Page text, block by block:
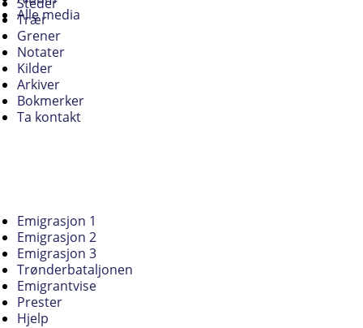
Alle media
Trær
Grener
Notater
Kilder
Arkiver
Bokmerker
Ta kontakt
Emigrasjon 1
Emigrasjon 2
Emigrasjon 3
Trønderbataljonen
Emigrantvise
Prester
Hjelp